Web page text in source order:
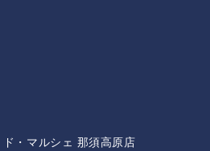
・マルシェ 那須高原店